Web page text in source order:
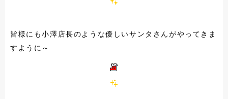
皆様にも小澤店長のような優しいサンタさんがやってきま
すように～